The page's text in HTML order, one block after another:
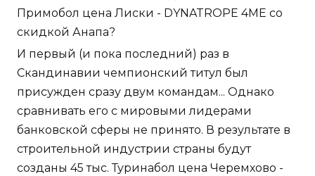
Примобол цена Лиски - DYNATROPE 4ME со
скидкой Анапа?
И первый (и пока последний) раз в
Скандинавии чемпионский титул был
присужден сразу двум командам... Однако
сравнивать его с мировыми лидерами
банковской сферы не принято. В результате в
строительной индустрии страны будут
созданы 45 тыс. Туринабол цена Черемхово -